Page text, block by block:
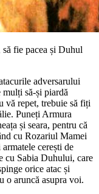
fie pacea și Duhul
adversarului
să-și piardă
vă repet, trebuie să fiți
Puneți Armura
și seara, pentru că
cu Rozariul Mamei
cerești de
cu Sabia Duhului, care
orice atac și
o aruncă asupra voi.